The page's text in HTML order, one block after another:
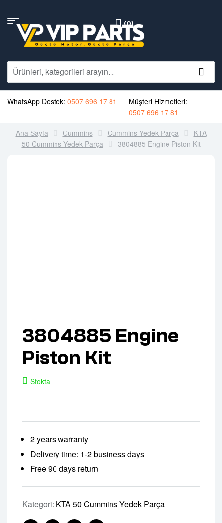
(0)
WhatsApp Destek: 0507 696 17 81
Müşteri Hizmetleri:
0507 696 17 81
Ana Sayfa Cummins Cummins Yedek Parça
KTA
50 Cummins Yedek Parça
3804885 Engine Piston Kit
3804885 Engine
Piston Kit
Stokta
2 years warranty
Delivery time: 1-2 business days
Free 90 days return
Kategori: KTA 50 Cummins Yedek Parça